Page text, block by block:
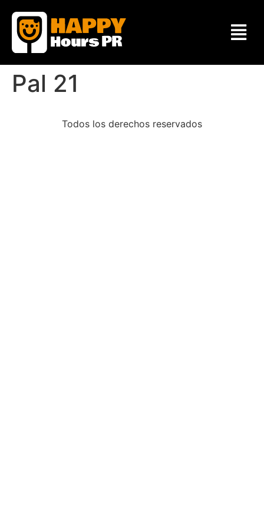
Pal 21
Todos los derechos reservados